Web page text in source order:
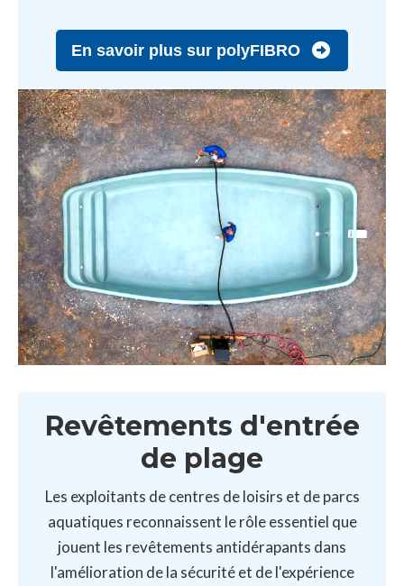
En savoir plus sur polyFIBRO
Revêtements d'entrée
de plage
Les exploitants de centres de loisirs et de parcs
aquatiques reconnaissent le rôle essentiel que
jouent les revêtements antidérapants dans
l'amélioration de la sécurité et de l'expérience